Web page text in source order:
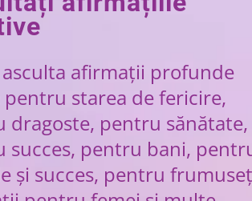
afirmații profunde
starea de fericire,
dragoste, pentru sănătate,
succes, pentru bani,
și succes, pentru